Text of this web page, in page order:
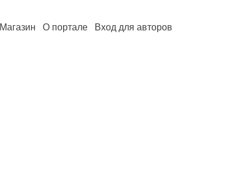
Магазин О портале Вход для авторов